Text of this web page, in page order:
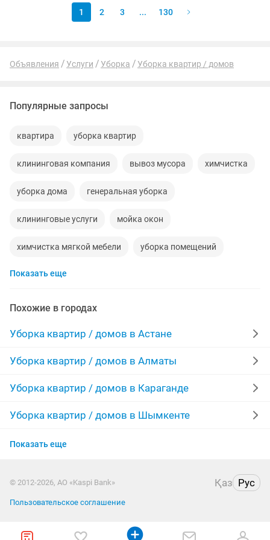
1 2 3 ... 130
Объявления Услуги Уборка Уборка квартир / домов
Популярные запросы
квартира уборка квартир
клининговая компания вывоз мусора химчистка
уборка дома генеральная уборка
клининговые услуги мойка окон
химчистка мягкой мебели уборка помещений
уборка территории
уборка на дому качественно недорого
химчистка мебели влажная уборка
офис квартир качественная уборка
ремонт уборка клининг уборка клининговая
генеральный
Показать еще
Похожие в городах
Уборка квартир / домов в Астане
Уборка квартир / домов в Алматы
Уборка квартир / домов в Караганде
Уборка квартир / домов в Шымкенте
Уборка квартир / домов в Усть-Каменогорске
Уборка квартир / домов в Костанае
Уборка квартир / домов в Таразе
Показать еще
© 2012-2026, АО «Kaspi Bank» Қаз Рус
Пользовательское соглашение